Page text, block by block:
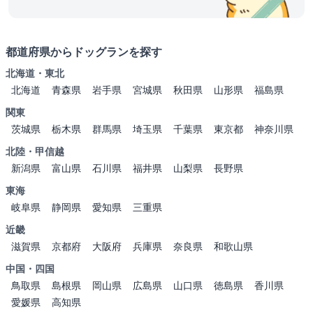
都道府県からドッグランを探す
北海道・東北
北海道
青森県 岩手県 宮城県 秋田県 山形県
福島県
関東
茨城県
栃木県 群馬県 埼玉県 千葉県 東京都
神奈川県
北陸・甲信越
新潟県
富山県 石川県 福井県 山梨県
長野県
東海
岐阜県
静岡県 愛知県
三重県
近畿
滋賀県
京都府 大阪府 兵庫県 奈良県
和歌山県
中国・四国
鳥取県
島根県 岡山県 広島県 山口県 徳島県
香川県
愛媛県
高知県